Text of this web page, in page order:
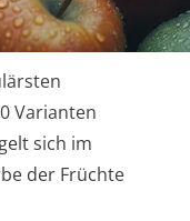
Varianten
sich im
der Früchte